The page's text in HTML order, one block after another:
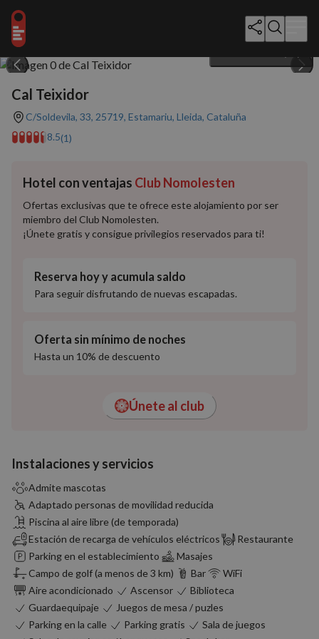
Cal Teixidor
C/Soldevila, 33, 25719, Estamariu, Lleida, Cataluña
8.5(1)
Hotel con ventajas Club Nomolesten
Ofertas exclusivas que te ofrece este alojamiento por ser
miembro del Club Nomolesten.
¡Únete gratis y consigue privilegios reservados para ti!
Reserva hoy y acumula saldo
Para seguir disfrutando de nuevas escapadas.
Oferta sin mínimo de noches
Hasta un 10% de descuento
Únete al club
Instalaciones y servicios
Admite mascotas
Adaptado personas de movilidad reducida
Piscina al aire libre (de temporada)
Estación de recarga de vehículos eléctricos
Restaurante
Parking en el establecimiento
Masajes
Campo de golf (a menos de 3 km)
Bar
WiFi
Aire acondicionado
Ascensor
Biblioteca
Guardaequipaje
Juegos de mesa / puzles
Parking en la calle
Parking gratis
Sala de juegos